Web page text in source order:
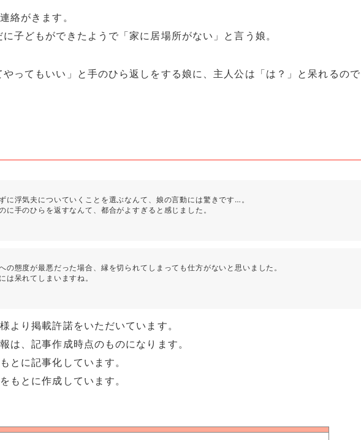
絡がきます。
子どもができたようで「家に居場所がない」と言う娘。
やってもいい」と手のひら返しをする娘に、主人公は「は？」と呆れるの
に浮気夫についていくことを選ぶなんて、娘の言動には驚きです…。
に手のひらを返すなんて、都合がよすぎると感じました。
の態度が最悪だった場合、縁を切られてしまっても仕方がないと思いました。
は呆れてしまいますね。
より掲載許諾をいただいています。
は、記事作成時点のものになります。
とに記事化しています。
もとに作成しています。